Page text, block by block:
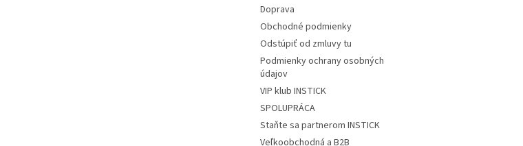
Doprava
Obchodné podmienky
Odstúpiť od zmluvy tu
Podmienky ochrany osobných
údajov
VIP klub INSTICK
SPOLUPRÁCA
Staňte sa partnerom INSTICK
Veľkoobchodná a B2B